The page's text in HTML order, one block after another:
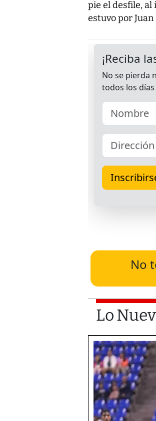
pie el desfile, al
estuvo por
No
Lo